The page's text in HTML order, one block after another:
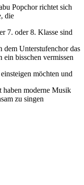
Popchor richtet sich
die
7. oder 8. Klasse sind
dem Unterstufenchor das
ein bisschen vermissen
möchten und
haben moderne Musik
zu singen